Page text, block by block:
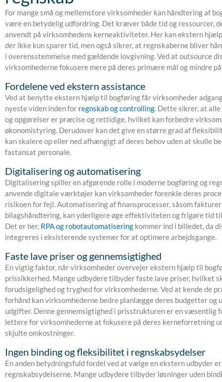
For mange små og mellemstore virksomheder kan håndtering af
være en betydelig udfordring. Det kræver både tid og ressourcer,
anvendt på virksomhedens kerneaktiviteter. Her kan ekstern
der ikke kun sparer tid, men også sikrer, at regnskaberne bliver
i overensstemmelse med gældende lovgivning. Ved at outsource
virksomhederne fokusere mere på deres primære mål og mindre
Fordelene ved ekstern assistance
Ved at benytte ekstern hjælp til bogføring får virksomheder
nyeste viden inden for regnskab og controlling . Dette sikrer, at
og opgørelser er præcise og rettidige, hvilket kan forbedre
økonomistyring. Derudover kan det give en større grad af
kan skalere op eller ned afhængigt af deres behov uden at skulle
fastansat personale.
Digitalisering og automatisering
Digitalisering spiller en afgørende rolle i moderne bogføring og
anvende digitale værktøjer kan virksomheder forenkle deres
risikoen for fejl. Automatisering af finansprocesser, såsom
bilagshåndtering, kan yderligere øge effektiviteten og frigøre tid
Det er her, RPA og robotautomatisering kommer ind i billedet, da
integreres i eksisterende systemer for at optimere arbejdsgange.
Faste lave priser og gennemsigtighed
En vigtig faktor, når virksomheder overvejer ekstern hjælp til
prissikkerhed. Mange udbydere tilbyder faste lave priser, hvilket
forudsigelighed og tryghed for virksomhederne. Ved at kende de
forhånd kan virksomhederne bedre planlægge deres budgetter og
udgifter. Denne gennemsigtighed i prisstrukturen er en væsentlig
lettere for virksomhederne at fokusere på deres kerneforretning
skjulte omkostninger.
Ingen binding og fleksibilitet i regnskabsydelser
En anden betydningsfuld fordel ved at vælge en ekstern udbyder
regnskabsydelserne. Mange udbydere tilbyder løsninger uden